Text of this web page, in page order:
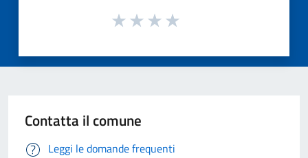
Contatta il comune
Leggi le domande frequenti